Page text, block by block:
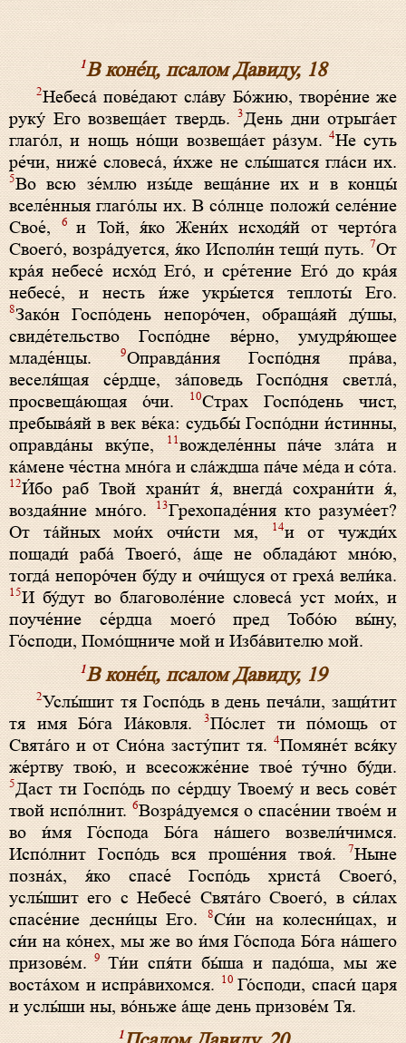
1В коне́ц, псалом Давиду, 18
2Небеса́ пове́дают сла́ву Бо́жию, творе́ние же
руку́ Его возвеща́ет твердь.3День дни отрыга́ет
глаго́л, и нощь но́щи возвеща́ет ра́зум.4Не суть
ре́чи, ниже́ словеса́, и́хже не слы́шатся гла́си их.
5Во всю зе́млю изы́де веща́ние их и в концы́
вселе́нныя глаго́лы их. В со́лнце положи́ селе́ние
Свое́, 6 и Той, я́ко Жени́х исходя́й от черто́га
Своего́, возра́дуется, я́ко Исполи́н тещи́ путь. 7От
кра́я небесе́ исхо́д Его́, и сре́тение Его́ до кра́я
небесе́, и несть и́же укры́ется теплоты́ Его.
8Зако́н Госпо́день непоро́чен, обраща́яй ду́шы,
свиде́тельство Госпо́дне ве́рно, умудря́ющее
младе́нцы.9Оправда́ния Госпо́дня пра́ва,
веселя́щая се́рдце, за́поведь Госпо́дня светла́,
просвеща́ющая о́чи.10Страх Госпо́день чист,
пребыва́яй в век ве́ка: судьбы́ Госпо́дни и́стинны,
оправда́ны вку́пе,11вожделе́нны па́че зла́та и
ка́мене че́стна мно́га и сла́ждша па́че ме́да и со́та.
12И́бо раб Твой храни́т я́, внегда́ сохрани́ти я́,
воздая́ние мно́го.13Грехопаде́ния кто разуме́ет?
От та́йных мои́х очи́сти мя, 14и от чужди́х
пощади́ раба́ Твоего́, а́ще не облада́ют мно́ю,
тогда́ непоро́чен бу́ду и очи́щуся от греха́ вели́ка.
15И бу́дут во благоволе́ние словеса́ уст мои́х, и
поуче́ние се́рдца моего́ пред Тобо́ю вы́ну,
Го́споди, Помо́щниче мой и Изба́вителю мой.
1В коне́ц, псалом Давиду, 19
2Услы́шит тя Госпо́дь в день печа́ли, защи́тит
тя имя Бо́га Иа́ковля.3По́слет ти по́мощь от
Свята́го и от Сио́на засту́пит тя.4Помяне́т вся́ку
же́ртву твою́, и всесожже́ние твое́ ту́чно бу́ди.
5Даст ти Госпо́дь по се́рдцу Твоему́ и весь сове́т
твой испо́лнит. 6Возра́дуемся о спасе́нии твое́м и
во и́мя Го́спода Бо́га на́шего возвели́чимся.
Испо́лнит Госпо́дь вся проше́ния твоя́.7Ныне
позна́х, я́ко спасе́ Госпо́дь христа́ Своего́,
услы́шит его с Небесе́ Свята́го Своего́, в си́лах
спасе́ние десни́цы Его. 8Си́и на колесни́цах, и
си́и на ко́нех, мы же во и́мя Го́спода Бо́га на́шего
призове́м.9Ти́и спя́ти бы́ша и падо́ша, мы же
воста́хом и испра́вихомся.10Го́споди, спаси́ царя
и услы́ши ны, во́ньже а́ще день призове́м Тя.
1